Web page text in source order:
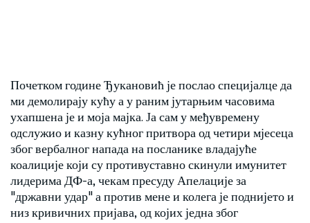
Почетком године Ђукановић је послао специјалце да
ми демолирају кућу а у раним јутарњим часовима
ухапшена је и моја мајка. Ја сам у међувремену
одслужио и казну кућног притвора од четири мјесеца
због вербалног напада на посланике владајуће
коалиције који су противуставно скинули имунитет
лидерима ДФ-а, чекам пресуду Апелације за
"државни удар" а против мене и колега је поднијето и
низ кривичних пријава, од којих једна због